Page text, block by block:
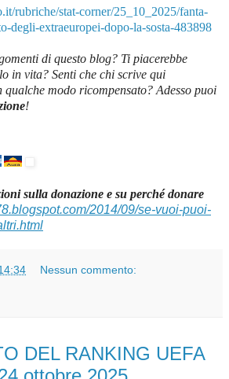
rubriche/stat-corner/25_10_2025/fanta-
degli-extraeuropei-dopo-la-sosta-483898
di questo blog? Ti piacerebbe
in vita? Senti che chi scrive qui
qualche modo ricompensato? Adesso puoi
!
sulla donazione e su perché donare
2014/09/se-vuoi-puoi-
Nessun commento:
DEL RANKING UEFA